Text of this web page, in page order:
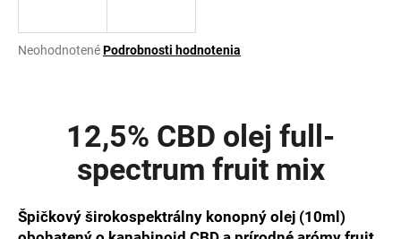
Priemerné
hviezdičiek.
NeohodnotenéPodrobnosti hodnotenia
12,5% CBD olej full-
spectrum fruit mix
Špičkový širokospektrálny konopný olej (10ml)
j
HĽADAŤ